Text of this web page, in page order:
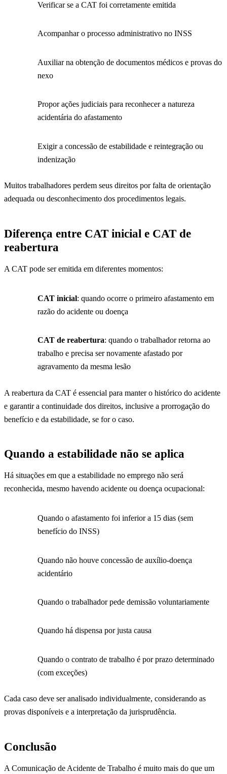
Verificar se a CAT foi corretamente emitida
Acompanhar o processo administrativo no INSS
Auxiliar na obtenção de documentos médicos e provas do
nexo
Propor ações judiciais para reconhecer a natureza
acidentária do afastamento
Exigir a concessão de estabilidade e reintegração ou
indenização
Muitos trabalhadores perdem seus direitos por falta de orientação
adequada ou desconhecimento dos procedimentos legais.
Diferença entre CAT inicial e CAT de
reabertura
A CAT pode ser emitida em diferentes momentos:
CAT inicial: quando ocorre o primeiro afastamento em
razão do acidente ou doença
CAT de reabertura: quando o trabalhador retorna ao
trabalho e precisa ser novamente afastado por
agravamento da mesma lesão
A reabertura da CAT é essencial para manter o histórico do acidente
e garantir a continuidade dos direitos, inclusive a prorrogação do
benefício e da estabilidade, se for o caso.
Quando a estabilidade não se aplica
Há situações em que a estabilidade no emprego não será
reconhecida, mesmo havendo acidente ou doença ocupacional:
Quando o afastamento foi inferior a 15 dias (sem
benefício do INSS)
Quando não houve concessão de auxílio-doença
acidentário
Quando o trabalhador pede demissão voluntariamente
Quando há dispensa por justa causa
Quando o contrato de trabalho é por prazo determinado
(com exceções)
Cada caso deve ser analisado individualmente, considerando as
provas disponíveis e a interpretação da jurisprudência.
Conclusão
A Comunicação de Acidente de Trabalho é muito mais do que um